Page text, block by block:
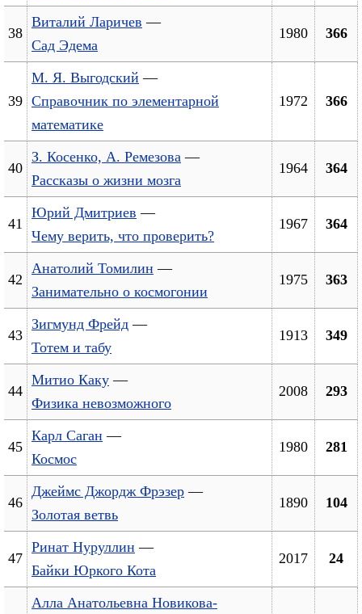
38
Виталий Ларичев —
Сад Эдема
1980 366
39
М. Я. Выгодский —
Справочник по элементарной
математике
1972 366
40
З. Косенко, А. Ремезова —
Рассказы о жизни мозга
1964 364
41
Юрий Дмитриев —
Чему верить, что проверить?
1967 364
42
Анатолий Томилин —
Занимательно о космогонии
1975 363
43
Зигмунд Фрейд —
Тотем и табу
1913 349
44
Митио Каку —
Физика невозможного
2008 293
45
Карл Саган —
Космос
1980 281
46
Джеймс Джордж Фрэзер —
Золотая ветвь
1890 104
47
Ринат Нуруллин —
Байки Юркого Кота
2017 24
Алла Анатольевна Новикова-